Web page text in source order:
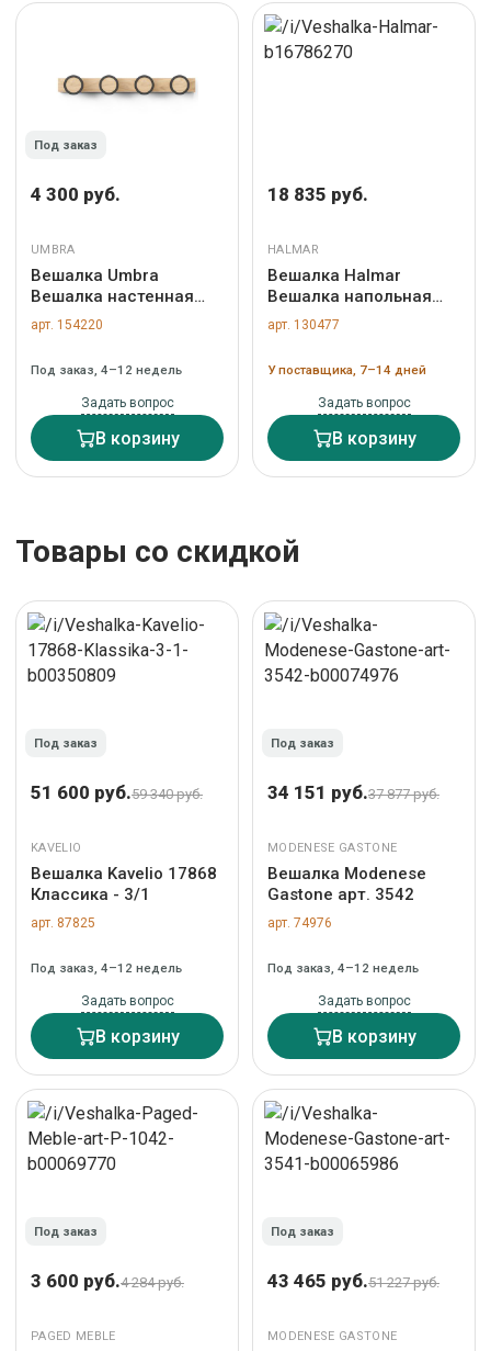
Под заказ
4 300 руб.
UMBRA
Вешалка Umbra
Вешалка настенная
hub rail, 50 см, дерево,
4 крючка арт. 1016843-
арт. 154220
Под заказ, 4–12 недель
Задать вопрос
В корзину
18 835 руб.
HALMAR
Вешалка Halmar
Вешалка напольная
Halmar W63
(натуральный) арт. V-
арт. 130477
У поставщика, 7–14 дней
Задать вопрос
В корзину
Товары со скидкой
Под заказ
51 600 руб.59 340 руб.
KAVELIO
Вешалка Kavelio 17868
Классика - 3/1
арт. 87825
Под заказ, 4–12 недель
Задать вопрос
В корзину
Под заказ
34 151 руб.37 877 руб.
MODENESE GASTONE
Вешалка Modenese
Gastone арт. 3542
арт. 74976
Под заказ, 4–12 недель
Задать вопрос
В корзину
Под заказ
3 600 руб.4 284 руб.
PAGED MEBLE
Под заказ
43 465 руб.51 227 руб.
MODENESE GASTONE